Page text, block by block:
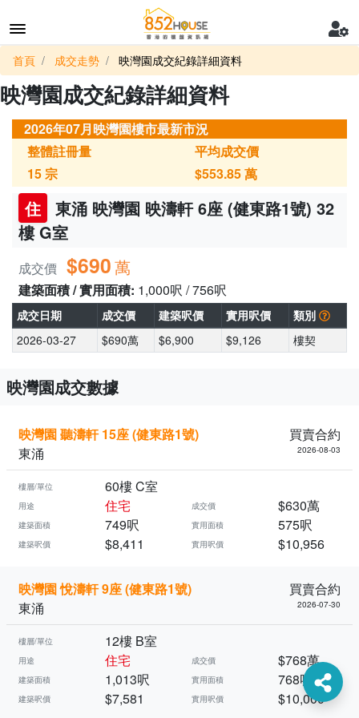
首頁 成交走勢 映灣園成交紀錄詳細資料
映灣園成交紀錄詳細資料
2026年07月映灣園樓市最新市況
整體註冊量
15宗
平均成交價
$553.85萬
住
東涌 映灣園 映濤軒 6座 (健東路1號) 32
樓 G室
成交價 $690萬
建築面積 / 實用面積: 1,000呎 / 756呎
成交日期 成交價 建築呎價 實用呎價
類別
2026-03-27
$690萬 $6,900 $9,126 樓契
映灣園成交數據
映灣園 聽濤軒 15座 (健東路1號)
買賣合約
東涌
2026-08-03
樓層/單位 60樓 C室
用途 住宅 成交價 $630萬
建築面積 749呎 實用面積 575呎
建築呎價 $8,411 實用呎價 $10,956
映灣園 悅濤軒 9座 (健東路1號)
買賣合約
東涌
2026-07-30
樓層/單位 12樓 B室
用途 住宅 成交價 $768萬
建築面積 1,013呎 實用面積 768呎
建築呎價 $7,581 實用呎價 $10,000